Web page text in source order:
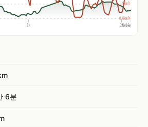
1h 2h2h06m
1.9km/h
0.0km/h
6분